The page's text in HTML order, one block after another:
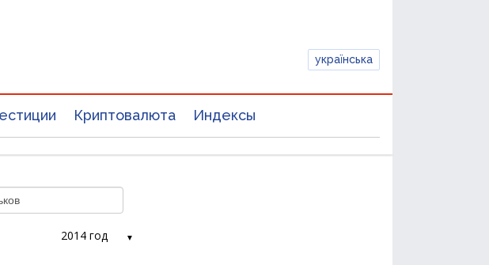
українська
Криптовалюта Индексы
2014 год